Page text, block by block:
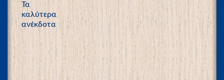
Τα
καλύτερα
ανέκδοτα